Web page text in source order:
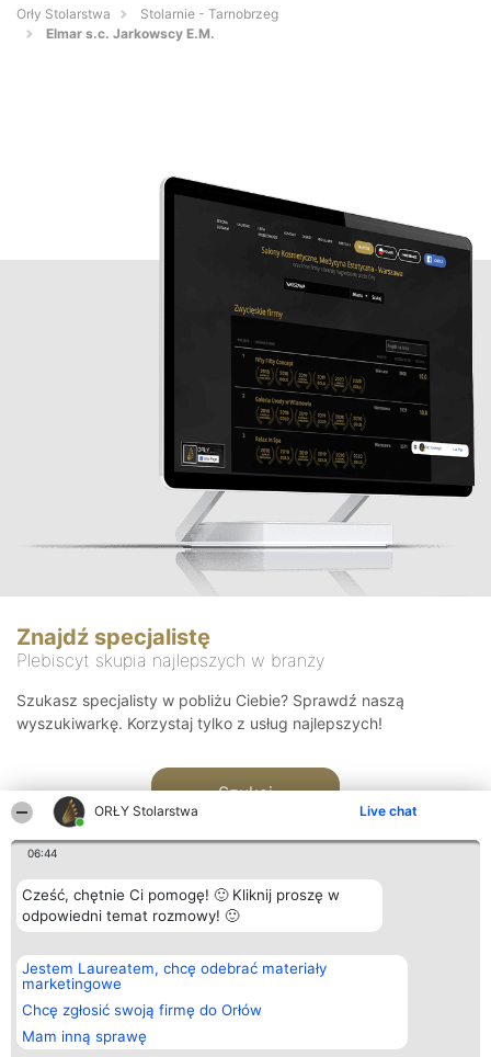
ORŁY Stolarstwa Live chat
06:44
Cześć, chętnie Ci pomogę! 🙂 Kliknij proszę w
odpowiedni temat rozmowy! 🙂
Jestem Laureatem, chcę odebrać materiały
marketingowe
Chcę zgłosić swoją firmę do Orłów
Mam inną sprawę
Orły Stolarstwa
Stolarnie - Tarnobrzeg
Elmar s.c. Jarkowscy E.M.
Znajdź specjalistę
Plebiscyt skupia najlepszych w branży
Szukasz specjalisty w pobliżu Ciebie? Sprawdź naszą
wyszukiwarkę. Korzystaj tylko z usług najlepszych!
Szukaj
Organizator plebiscytu
Bright Side Solutions sp. z o.
o. sp. k.
ul. Ruska 22
Wrocław 50-079
KRS 0000749100 | Regon
381313360 | NIP 8943132676
Plebiscyt
Laureaci
wszystkich
Laureatów
Regulamin
Kontakt
Kontakt